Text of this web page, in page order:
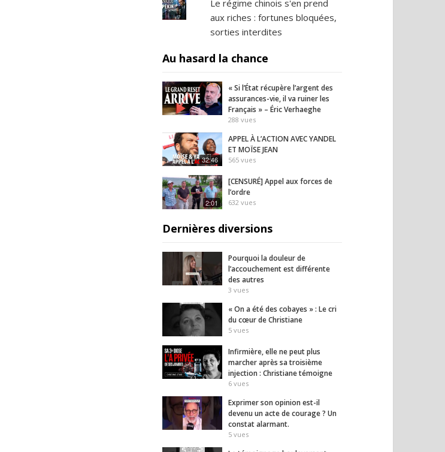
Le régime chinois s'en prend
aux riches : fortunes bloquées,
sorties interdites
Au hasard la chance
« Si l’État récupère l’argent des
assurances-vie, il va ruiner les
Français » – Éric Verhaeghe
288 vues
32:46
APPEL À L’ACTION AVEC YANDEL
ET MOÏSE JEAN
565 vues
2:01
[CENSURÉ] Appel aux forces de
l’ordre
632 vues
Dernières diversions
Pourquoi la douleur de
l’accouchement est différente
des autres
3 vues
« On a été des cobayes » : Le cri
du cœur de Christiane
5 vues
Infirmière, elle ne peut plus
marcher après sa troisième
injection : Christiane témoigne
6 vues
Exprimer son opinion est-il
devenu un acte de courage ? Un
constat alarmant.
5 vues